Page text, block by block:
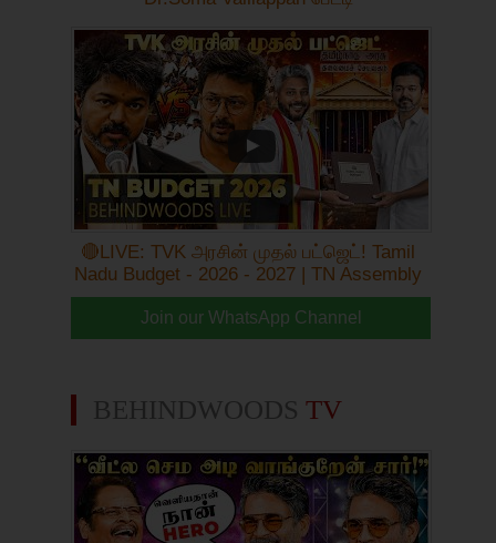
🔴LIVE: TVK அரசின் முதல் பட்ஜெட்! Tamil
Nadu Budget - 2026 - 2027 | TN Assembly
Join our WhatsApp Channel
BEHINDWOODS TV